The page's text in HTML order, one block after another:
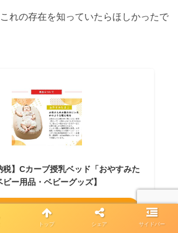
れの存在を知っていたらほしかったで
税】Cカーブ授乳ベッド「おやすみた
ー用品・ベビーグッズ】
Amazon
トップ シェア サイドバー